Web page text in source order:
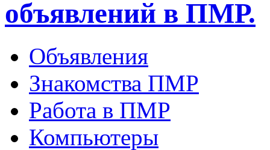
объявлений в ПМР.
Объявления
Знакомства ПМР
Работа в ПМР
Компьютеры